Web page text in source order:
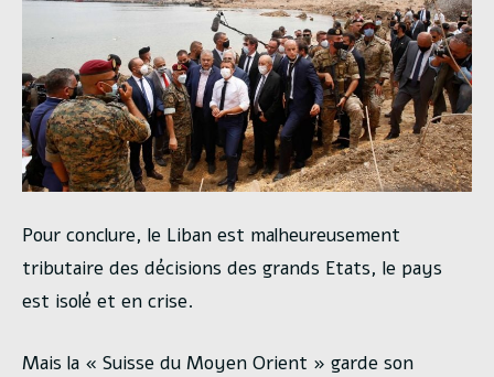
Pour conclure, le Liban est malheureusement
tributaire des décisions des grands Etats, le pays
est isolé et en crise.
Mais la « Suisse du Moyen Orient » garde son